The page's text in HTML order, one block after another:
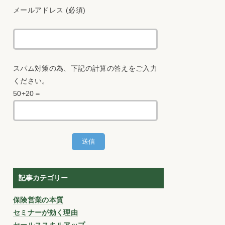
メールアドレス (必須)
スパム対策の為、下記の計算の答えをご入力
ください。
50+20＝
記事カテゴリー
保険営業の本質
セミナーが効く理由